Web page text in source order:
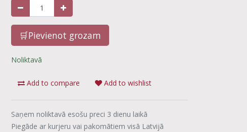
🛒Pievienot grozam
Noliktavā
Add to compare Add to wishlist
Saņem noliktavā esošu preci 3 dienu laikā
Piegāde ar kurjeru vai pakomātiem visā Latvijā